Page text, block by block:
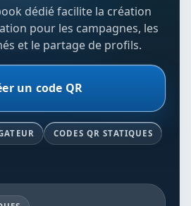
dédié facilite la création
pour les campagnes, les
et le partage de profils.
un code QR
CODES QR STATIQUES